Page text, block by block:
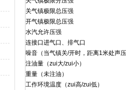
关气镇极限总压强
开气镇极限总压强
水汽允许压强
连接口进气口、排气口
噪音（当气镇关/开时，距离1米处声
注油量（zui大/zui小）
重量（未注油）
工作环境温度（zui高/zui低）